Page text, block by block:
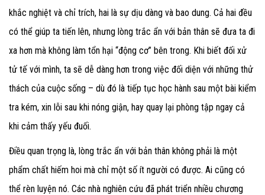
khắc nghiệt và chỉ trích, hai là sự dịu dàng và bao dung. Cả hai đều
có thể giúp ta tiến lên, nhưng lòng trắc ẩn với bản thân sẽ đưa ta đi
xa hơn mà không làm tổn hại “động cơ” bên trong. Khi biết đối xử
tử tế với mình, ta sẽ dễ dàng hơn trong việc đối diện với những thử
thách của cuộc sống – dù đó là tiếp tục học hành sau một bài kiểm
tra kém, xin lỗi sau khi nóng giận, hay quay lại phòng tập ngay cả
khi cảm thấy yếu đuối.
Điều quan trọng là, lòng trắc ẩn với bản thân không phải là một
phẩm chất hiếm hoi mà chỉ một số ít người có được. Ai cũng có
thể rèn luyện nó. Các nhà nghiên cứu đã phát triển nhiều chương